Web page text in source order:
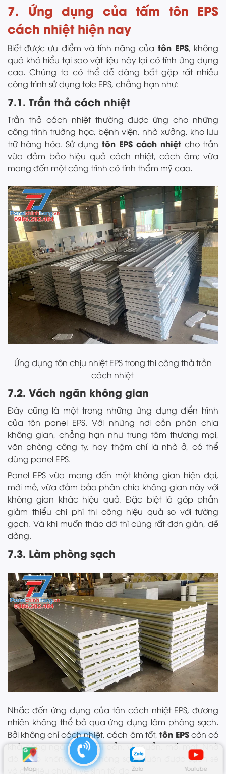
Map Zalo Youtube
7. Ứng dụng của tấm tôn EPS
cách nhiệt hiện nay
Biết được ưu điểm và tính năng của tôn EPS, không
quá khó hiểu tại sao vật liệu này lại có tính ứng dụng
cao. Chúng ta có thể dễ dàng bắt gặp rất nhiều
công trình sử dụng tole EPS, chẳng hạn như:
7.1. Trần thả cách nhiệt
Trần thả cách nhiệt thường được ứng cho những
công trình trường học, bệnh viện, nhà xưởng, kho lưu
trữ hàng hóa. Sử dụng tôn EPS cách nhiệt cho trần
vừa đảm bảo hiệu quả cách nhiệt, cách âm; vừa
mang đến một công trình có tính thẩm mỹ cao.
Ứng dụng tôn chịu nhiệt EPS trong thi công thả trần
cách nhiệt
7.2. Vách ngăn không gian
Đây cũng là một trong những ứng dụng điển hình
của tôn panel EPS. Với những nơi cần phân chia
không gian, chẳng hạn như trung tâm thương mại,
văn phòng công ty, hay thậm chí là nhà ở, có thể
dùng panel EPS.
Panel EPS vừa mang đến một không gian hiện đại,
mới mẻ, vừa đảm bảo phân chia không gian này với
không gian khác hiệu quả. Đặc biệt là góp phần
giảm thiểu chi phí thi công hiệu quả so với tường
gạch. Và khi muốn tháo dỡ thì cũng rất đơn giản, dễ
dàng.
7.3. Làm phòng sạch
Nhắc đến ứng dụng của tôn cách nhiệt EPS, đương
nhiên không thể bỏ qua ứng dụng làm phòng sạch.
Bởi không chỉ cách nhiệt, cách âm tốt, tôn EPScòn có
khả năng ngăn cản bụi bẩn, vi khuẩn, mối mọt. Nhờ
đó, giúp không gian phòng sạch luôn được sạch sẽ
và đạt tiêu chuẩn vệ sinh tối đa.